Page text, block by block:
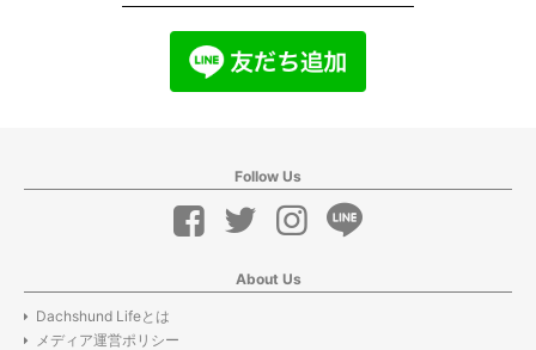
Follow Us
About Us
Dachshund Lifeとは
メディア運営ポリシー